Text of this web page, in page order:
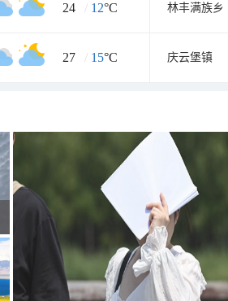
24 / 12°C 林丰满族乡
27 / 15°C 庆云堡镇